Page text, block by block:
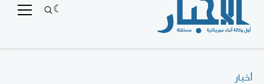
أخبار